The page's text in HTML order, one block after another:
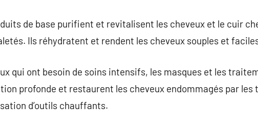
de base purifient et revitalisent les cheveux et le cuir
Ils réhydratent et rendent les cheveux souples et
qui ont besoin de soins intensifs, les masques et les
profonde et restaurent les cheveux endommagés par
d’outils chauffants.